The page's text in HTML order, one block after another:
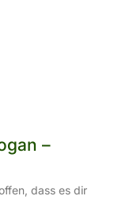
–
dass es dir